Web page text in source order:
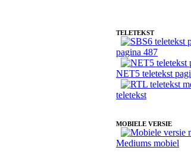
TELETEKST
pagina 487
NET5 teletekst
teletekst
MOBIELE VERSIE
Mediums mobiel